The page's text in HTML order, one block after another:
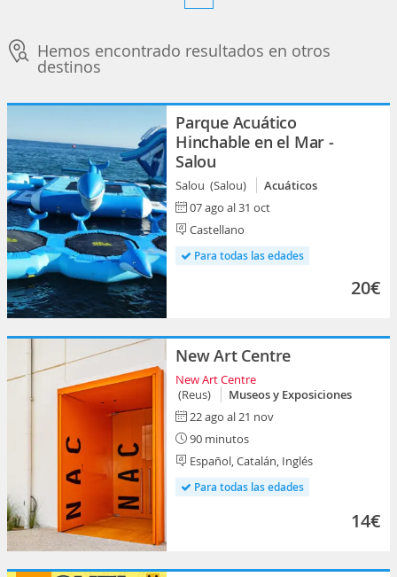
Hemos encontrado resultados en otros
destinos
Parque Acuático
Hinchable en el Mar -
Salou
Salou (Salou)
Acuáticos
07 ago al 31 oct
Castellano
Para todas las edades
20€
New Art Centre
New Art Centre
(Reus)
Museos y Exposiciones
22 ago al 21 nov
90 minutos
Español, Catalán, Inglés
Para todas las edades
14€